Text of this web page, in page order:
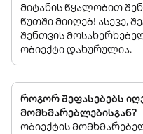
მიტანის წყალობით
წუთში მიიღებ! ასევე,
შენთვის
ობიექტი დახურულია.
როგორ შეფასებებს
მომხმარებლებისგან?
ობიექტის